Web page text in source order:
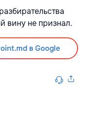
вину не признал.
в Google